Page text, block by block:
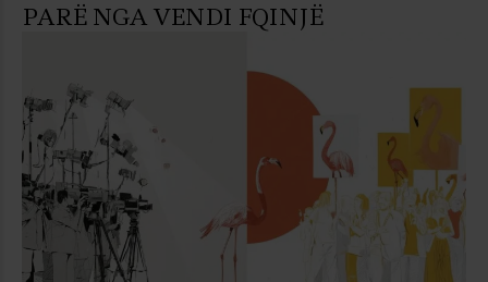
PARË NGA VENDI FQINJË